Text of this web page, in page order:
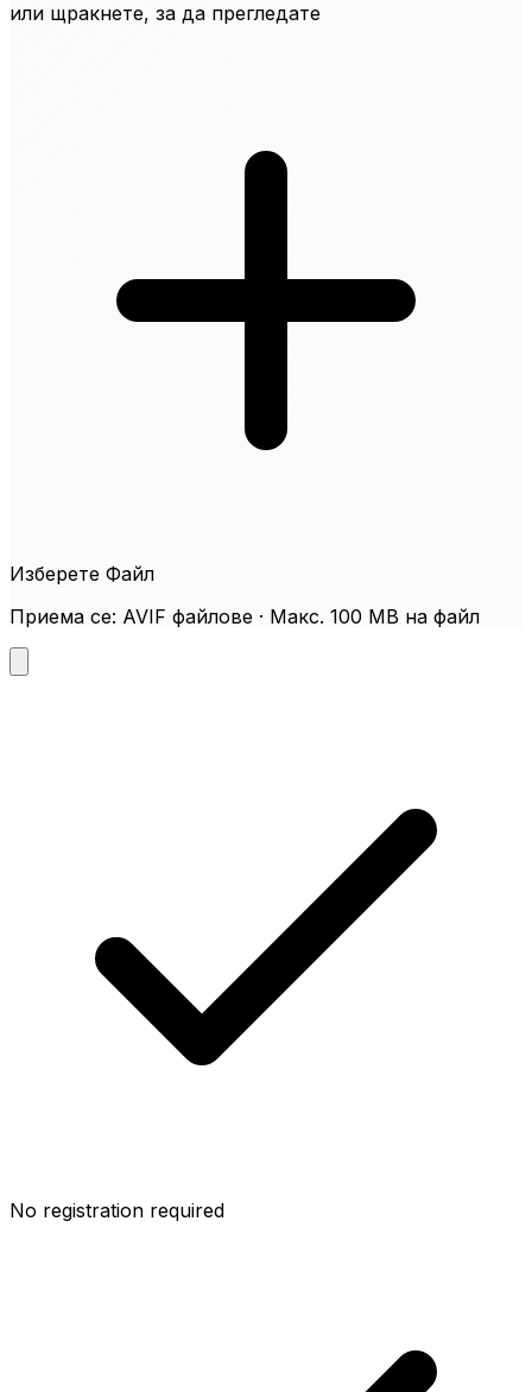
или щракнете, за да прегледате
Изберете Файл
Приема се: AVIF файлове · Макс. 100 MB на файл
No registration required